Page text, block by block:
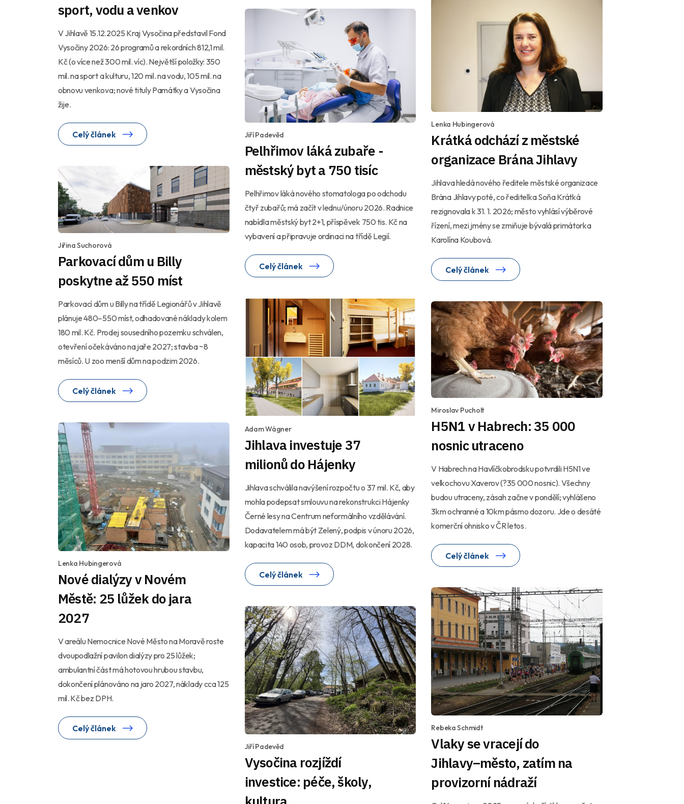
sport, vodu a venkov
V Jihlavě 15.12.2025 Kraj Vysočina představil Fond
Vysočiny 2026: 26 programů a rekordních 812,1 mil.
Kč (o více než 300 mil. víc). Největší položky: 350
mil. na sport a kulturu, 120 mil. na vodu, 105 mil. na
obnovu venkova; nové tituly Památky a Vysočina
žije.
Celý článek
Lenka Hubingerová
Krátká odchází z městské
organizace Brána Jihlavy
Jihlava hledá nového ředitele městské organizace
Brána Jihlavy poté, co ředitelka Soňa Krátká
rezignovala k 31. 1. 2026; město vyhlásí výběrové
řízení, mezi jmény se zmiňuje bývalá primátorka
Karolína Koubová.
Celý článek
Jiří Padevěd
Pelhřimov láká zubaře -
městský byt a 750 tisíc
Pelhřimov láká nového stomatologa po odchodu
čtyř zubařů; má začít v lednu/únoru 2026. Radnice
nabídla městský byt 2+1, příspěvek 750 tis. Kč na
vybavení a připravuje ordinaci na třídě Legií.
Celý článek
Jiřina Suchorová
Parkovací dům u Billy
poskytne až 550 míst
Parkovací dům u Billy na třídě Legionářů v Jihlavě
plánuje 480–550 míst, odhadované náklady kolem
180 mil. Kč. Prodej sousedního pozemku schválen,
otevření očekáváno na jaře 2027; stavba ~8
měsíců. U zoo menší dům na podzim 2026.
Celý článek
Adam Wágner
Jihlava investuje 37
milionů do Hájenky
Jihlava schválila navýšení rozpočtu o 37 mil. Kč, aby
mohla podepsat smlouvu na rekonstrukci Hájenky
Černé lesy na Centrum neformálního vzdělávání.
Dodavatelem má být Zelený, podpis v únoru 2026,
kapacita 140 osob, provoz DDM, dokončení 2028.
Celý článek
Miroslav Pucholt
H5N1 v Habrech: 35 000
nosnic utraceno
V Habrech na Havlíčkobrodsku potvrdili H5N1 ve
velkochovu Xaverov (?35 000 nosnic). Všechny
budou utraceny, zásah začne v pondělí; vyhlášeno
3km ochranné a 10km pásmo dozoru. Jde o desáté
komerční ohnisko v ČR letos.
Celý článek
Lenka Hubingerová
Nové dialýzy v Novém
Městě: 25 lůžek do jara
2027
V areálu Nemocnice Nové Město na Moravě roste
dvoupodlažní pavilon dialýzy pro 25 lůžek;
ambulantní část má hotovou hrubou stavbu,
dokončení plánováno na jaro 2027, náklady cca 125
mil. Kč bez DPH.
Celý článek Rebeka Schmidt
Vlaky se vracejí do
Jihlavy–město, zatím na
provizorní nádraží
Jiří Padevěd
Vysočina rozjíždí
investice: péče, školy,